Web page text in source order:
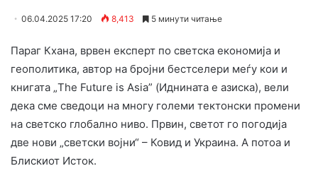
06.04.2025 17:20 8,413 5 минути читање
Параг Кxана, врвен експерт по светска економија и
геополитика, автор на бројни бестселери меѓу кои и
книгата „The Future is Asia” (Иднината е aзиска), вели
дека сме сведоци на многу големи тектонски промени
на светско глобално ниво. Првин, светот го погодија
две нови „светски војни“ – Ковид и Украина. А потоа и
Блискиот Исток.